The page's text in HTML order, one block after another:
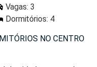
Vagas: 3
Dormitórios: 4
NO CENTRO